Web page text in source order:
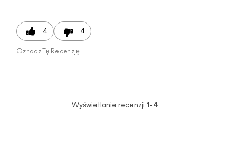
4 4
Oznacz Tę Recenzję
Wyświetlanie recenzji 1-4